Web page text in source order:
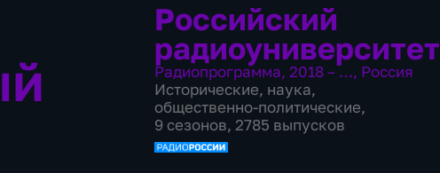
Российский
радиоуниверситет
Радиопрограмма, 2018 – …, Россия
Исторические, наука,
общественно-политические,
9 сезонов, 2785 выпусков